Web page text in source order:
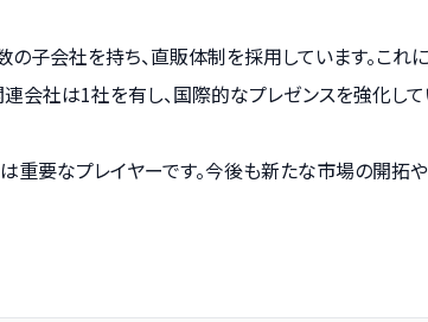
子会社を持ち、直販体制を採用しています。これ
社は1社を有し、国際的なプレゼンスを強化して
重要なプレイヤーです。今後も新たな市場の開拓